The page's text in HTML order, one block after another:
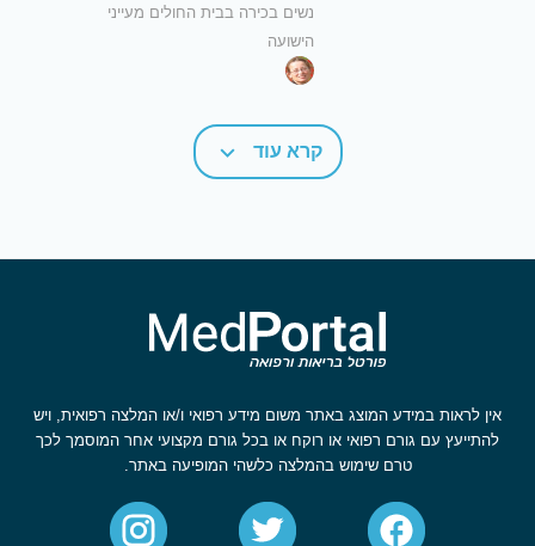
נשים בכירה בבית החולים מעייני
הישועה
קרא עוד
אין לראות במידע המוצג באתר משום מידע רפואי ו/או המלצה רפואית, ויש
להתייעץ עם גורם רפואי או רוקח או בכל גורם מקצועי אחר המוסמך לכך
טרם שימוש בהמלצה כלשהי המופיעה באתר.